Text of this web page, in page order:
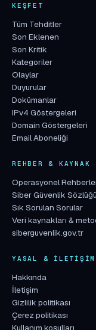
KEŞFET
Tüm Tehditler
Son Eklenen
Son Kritik
Kategoriler
Olaylar
Duyurular
Dokümanlar
IPv4 Göstergeleri
Domain Göstergeleri
Email Aboneliği
REHBER & KAYNAK
Operasyonel
Siber Güvenlik Sözlüğü
Sık Sorulan Sorular
Veri kaynakları &
siberguvenlik.gov.tr
YASAL & İLETIŞIM
Hakkında
İletişim
Gizlilik politikası
Çerez politikası
Kullanım koşulları